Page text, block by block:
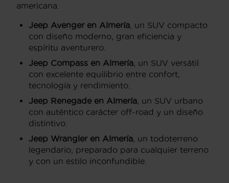
americana.
Jeep Avenger en Almería, un SUV compacto
con diseño moderno, gran eficiencia y
espíritu aventurero.
Jeep Compass en Almería, un SUV versátil
con excelente equilibrio entre confort,
tecnología y rendimiento.
Jeep Renegade en Almería, un SUV urbano
con auténtico carácter off-road y un diseño
distintivo.
Jeep Wrangler en Almería, un todoterreno
legendario, preparado para cualquier terreno
y con un estilo inconfundible.